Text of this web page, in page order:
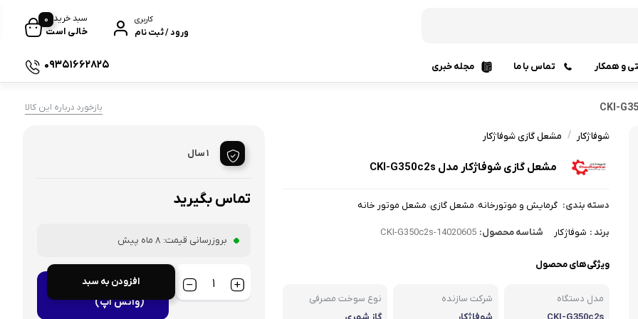
کاربری
ورود / ثبت نام
سبد خرید
خالی است
0
آبگرمکن
آبگرمکن دیواری و ایستاده
قطعات موتورخانه گرمایشی
دیگ چدنی و فولادی
سرمایش و تهویه مطبوع
کولر گازی
و همکار تماس با ما مجله خبری 09351662825
بازخورد درباره این کالا
شوفاژکار / مشعل گازی شوفاژکار
مشعل گازی شوفاژکار مدل CKI-G350c2s
دسته بندی: گرمایش و موتورخانه، مشعل گازی، مشعل موتور خانه
برند : شوفاژکار شناسه محصول: CKI-G350c2s-14020605
ویژگی‌های محصول
مدل دستگاه
شرکت سازنده
نوع سوخت مصرفی
1 سال
تماس بگیرید
بروزرسانی قیمت: 8 ماه پیش
افزودن به سبد
مشاوره رایگان خرید
(واتس اپ)